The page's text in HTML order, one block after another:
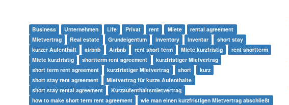
Business Unternehmen Life Privat rent Miete
rental agreement
Mietvertrag
Real estate Grundeigentum inventory Inventar
short stay
kurzer Aufenthalt
airbnb Airbnb rent short term Miete kurzfristig
rent shortterm
Miete kurzfristig
shortterm rent agreement
kurzfristiger Mietvertrag
short term rent agreement
kurzfristiger Mietvertrag short
kurz
short stay rent agreement
Mietvertrag für kurze Aufenthalte
short stay rental agreement
Kurzaufenthaltsmietvertrag
how to make short term rent agreement
wie man einen kurzfristigen Mietvertrag abschließt